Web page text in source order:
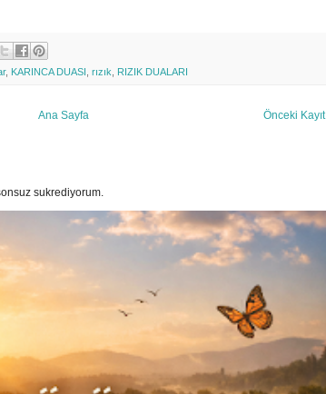
, KARINCA DUASI rızık RIZIK DUALARI
Önceki Kayıt
Ana Sayfa
sukrediyorum.